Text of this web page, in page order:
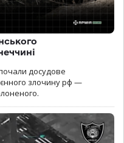
досудове
злочину рф —